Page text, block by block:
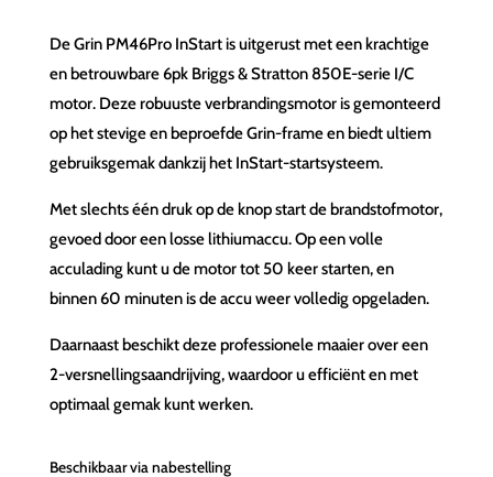
De Grin PM46Pro InStart is uitgerust met een krachtige
en betrouwbare 6pk Briggs & Stratton 850E-serie I/C
motor. Deze robuuste verbrandingsmotor is gemonteerd
op het stevige en beproefde Grin-frame en biedt ultiem
gebruiksgemak dankzij het InStart-startsysteem.
Met slechts één druk op de knop start de brandstofmotor,
gevoed door een losse lithiumaccu. Op een volle
acculading kunt u de motor tot 50 keer starten, en
binnen 60 minuten is de accu weer volledig opgeladen.
Daarnaast beschikt deze professionele maaier over een
2-versnellingsaandrijving, waardoor u efficiënt en met
optimaal gemak kunt werken.
Beschikbaar via nabestelling